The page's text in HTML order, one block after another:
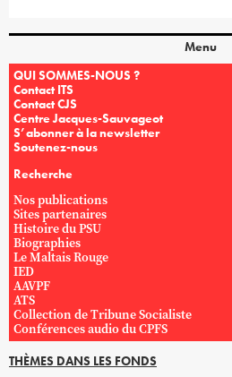
Menu
QUI SOMMES-NOUS ?
Contact ITS
Contact CJS
Centre Jacques-Sauvageot
S’abonner à la newsletter
Soutenez-nous
Recherche
Nos publications
Sites partenaires
Histoire du PSU
Biographies
Le Maltais Rouge
IED
AAVPF
ATS
Collection de Tribune Socialiste
Conférences audio du CPFS
THÈMES DANS LES FONDS